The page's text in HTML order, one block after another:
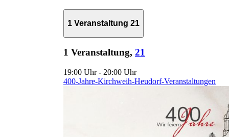
1 Veranstaltung 21
1 Veranstaltung, 21
19:00 Uhr- 20:00 Uhr
400-Jahre-Kirchweih-Heudorf-Veranstaltungen